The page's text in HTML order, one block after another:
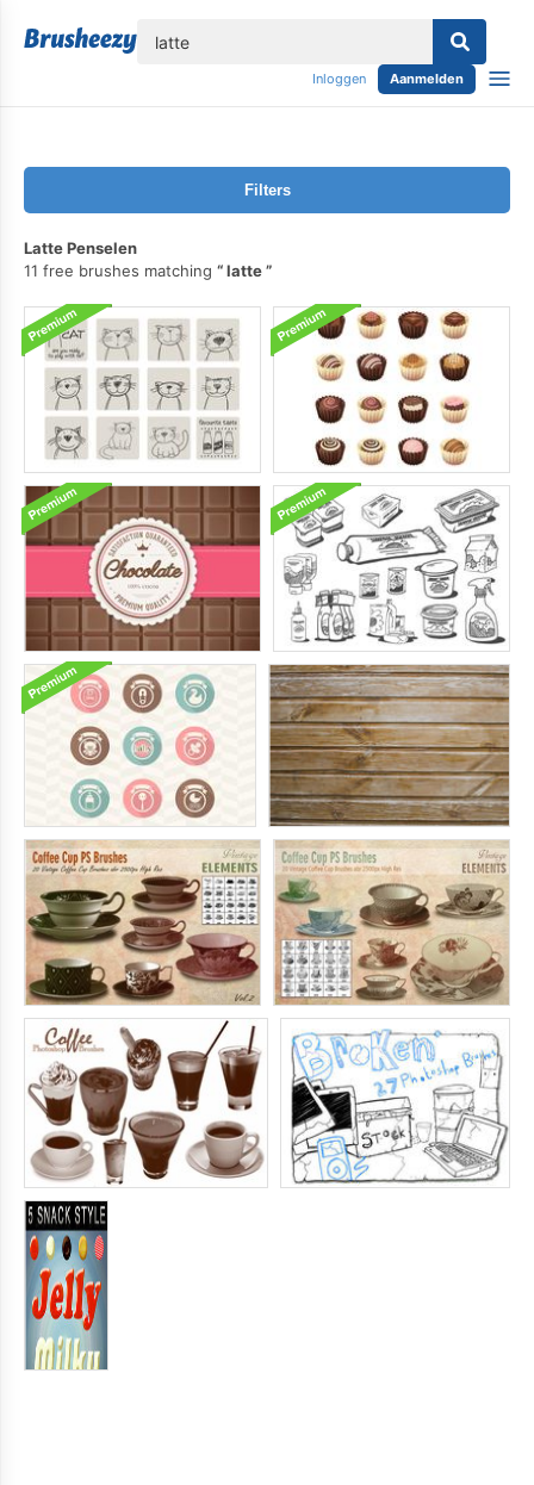
Inloggen Aanmelden
Filters
Latte Penselen
11 free brushes matching
latte